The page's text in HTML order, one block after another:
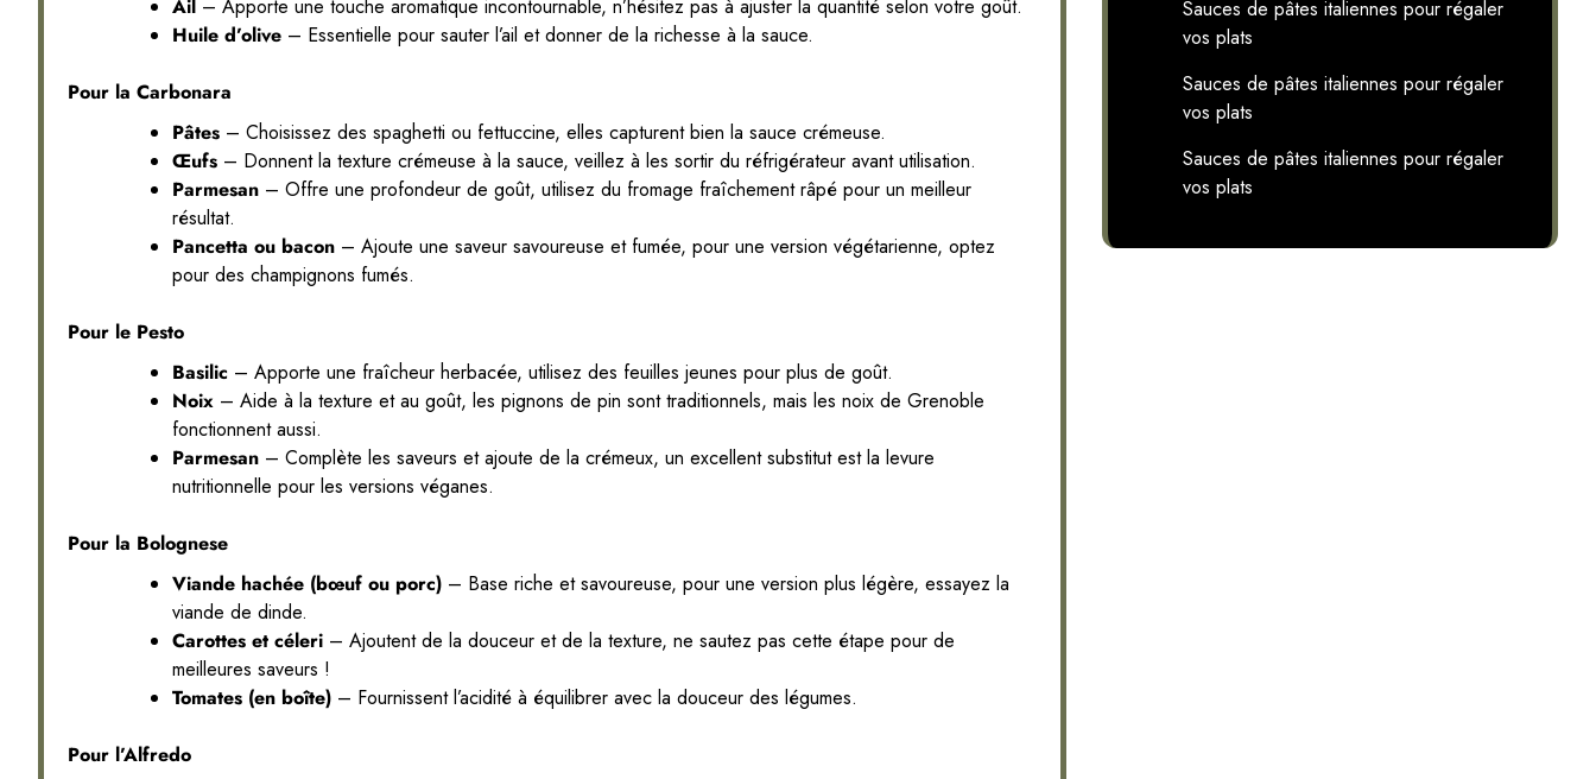
Ail – Apporte une touche aromatique incontournable, n’hésitez pas à ajuster la quantité selon votre goût.
Huile d’olive – Essentielle pour sauter l’ail et donner de la richesse à la sauce.
Pour la Carbonara
Pâtes – Choisissez des spaghetti ou fettuccine, elles capturent bien la sauce crémeuse.
Œufs – Donnent la texture crémeuse à la sauce, veillez à les sortir du réfrigérateur avant utilisation.
Parmesan – Offre une profondeur de goût, utilisez du fromage fraîchement râpé pour un meilleur
résultat.
Pancetta ou bacon – Ajoute une saveur savoureuse et fumée, pour une version végétarienne, optez
pour des champignons fumés.
Pour le Pesto
Basilic – Apporte une fraîcheur herbacée, utilisez des feuilles jeunes pour plus de goût.
Noix – Aide à la texture et au goût, les pignons de pin sont traditionnels, mais les noix de Grenoble
fonctionnent aussi.
Parmesan – Complète les saveurs et ajoute de la crémeux, un excellent substitut est la levure
nutritionnelle pour les versions véganes.
Pour la Bolognese
Viande hachée (bœuf ou porc) – Base riche et savoureuse, pour une version plus légère, essayez la
viande de dinde.
Carottes et céleri – Ajoutent de la douceur et de la texture, ne sautez pas cette étape pour de
meilleures saveurs !
Tomates (en boîte) – Fournissent l’acidité à équilibrer avec la douceur des légumes.
Pour l’Alfredo
Sauces de pâtes italiennes pour régaler
vos plats
Sauces de pâtes italiennes pour régaler
vos plats
Sauces de pâtes italiennes pour régaler
vos plats